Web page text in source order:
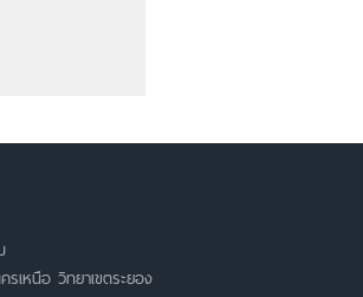
รเหนือ วิทยาเขตระยอง